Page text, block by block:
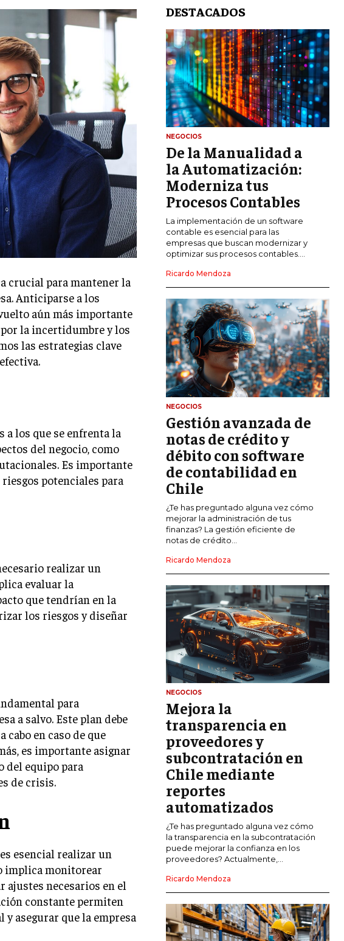
LIFESTYLE
MARKETING
ESTRATEGIAS DE MARKETING
AGENCIAS DE POSICIONAMIENTO WEB
SEO
VENTA DE ENLACES
MARKETING DIGITAL
PUBLICIDAD
VENTAS Y PERSUASIÓN
GESTIÓN DE PRODUCTOS
COMUNICACIÓN CORPORATIVA
GESTIÓN DE MARCA
INVESTIGACIÓN DE MERCADO
ANÁLISIS DE COMPETENCIA
GESTIÓN DE CLIENTES
EMPRENDIMIENTO
INNOVACIÓN EMPRESARIAL
GESTIÓN DEL CAMBIO
LIDERAZGO
EMPRENDIMIENTO
PLANIFICACIÓN EMPRESARIAL
FINANZAS
FINANZAS Y CONTABILIDAD
GESTIÓN DE RECURSOS FINANCIEROS
INVERSIONES Y MERCADOS FINANCIEROS
CONTABILIDAD EMPRESARIAL
ECONOMÍA EMPRESARIAL
INTERNACIONAL
NEGOCIOS INTERNACIONALES
COMERCIO INTERNACIONAL
EXPANSIÓN GLOBAL
ALIANZAS ESTRATÉGICAS
TECNOLOGIA
SOSTENIBILIDAD Y MEDIO AMBIENTE
crucial para mantener la
Anticiparse a los
aún más importante
la incertidumbre y los
las estrategias clave
los que se enfrenta la
del negocio, como
Es importante
potenciales para
realizar un
evaluar la
que tendrían en la
los riesgos y diseñar
para
a salvo. Este plan debe
en caso de que
es importante asignar
del equipo para
de crisis.
esencial realizar un
implica monitorear
necesarios en el
constante permiten
asegurar que la empresa
DESTACADOS
NEGOCIOS
De la Manualidad a
la Automatización:
Moderniza tus
Procesos Contables
La implementación de un software
contable es esencial para las
empresas que buscan modernizar y
optimizar sus procesos contables....
Ricardo Mendoza
NEGOCIOS
Gestión avanzada de
notas de crédito y
débito con software
de contabilidad en
Chile
¿Te has preguntado alguna vez cómo
mejorar la administración de tus
finanzas? La gestión eficiente de
notas de crédito...
Ricardo Mendoza
NEGOCIOS
Mejora la
transparencia en
proveedores y
subcontratación en
Chile mediante
reportes
automatizados
¿Te has preguntado alguna vez cómo
la transparencia en la subcontratación
puede mejorar la confianza en los
proveedores? Actualmente,...
Ricardo Mendoza